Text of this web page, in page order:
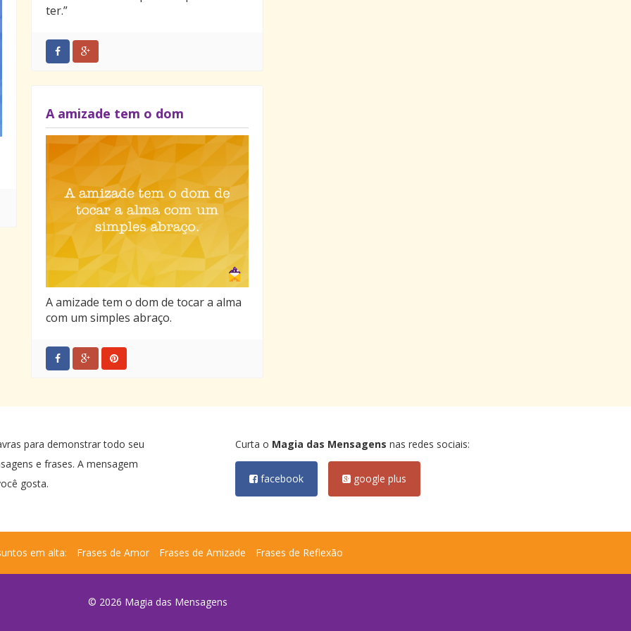
ter.”
A amizade tem o dom
A amizade tem o dom de tocar a alma
com um simples abraço.
para demonstrar todo seu
e frases. A mensagem
gosta.
Curta o Magia das Mensagens nas redes sociais:
facebook google plus
em alta: Frases de Amor Frases de Amizade Frases de Reflexão
© 2026 Magia das Mensagens